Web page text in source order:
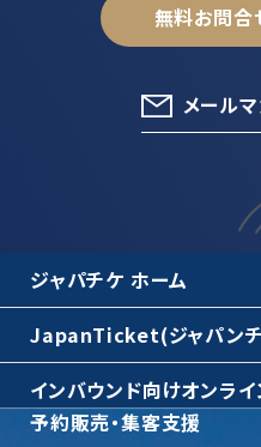
無料お問合
メール
ジャパチケ ホーム
JapanTicket(ジャパンチ
インバウンド向けオンライ
予約販売・集客支援